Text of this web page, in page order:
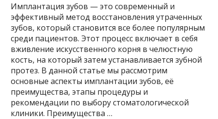
Имплантация зубов — это современный и
эффективный метод восстановления утраченных
зубов, который становится все более популярным
среди пациентов. Этот процесс включает в себя
вживление искусственного корня в челюстную
кость, на который затем устанавливается зубной
протез. В данной статье мы рассмотрим
основные аспекты имплантации зубов, её
преимущества, этапы процедуры и
рекомендации по выбору стоматологической
клиники. Преимущества …